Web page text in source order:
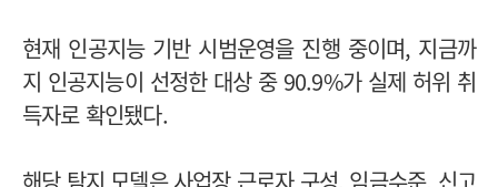
현재 인공지능 기반 시범운영을 진행 중이며, 지금까
지 인공지능이 선정한 대상 중 90.9%가 실제 허위 취
득자로 확인됐다.